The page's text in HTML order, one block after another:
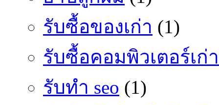
รับซื้อของเก่า (1)
รับซื้อคอมพิวเตอร์เก่า
รับทำ seo (1)